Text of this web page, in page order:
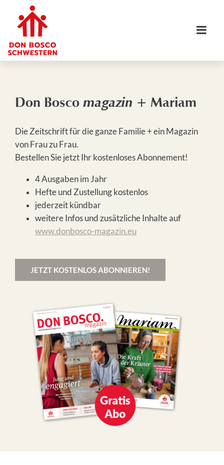
Don Bosco magazin + Mariam
Die Zeitschrift für die ganze Familie + ein Magazin
von Frau zu Frau.
Bestellen Sie jetzt Ihr kostenloses Abonnement!
4 Ausgaben im Jahr
Hefte und Zustellung kostenlos
jederzeit kündbar
weitere Infos und zusätzliche Inhalte auf
www.donbosco-magazin.eu
JETZT KOSTENLOS ABONNIEREN!